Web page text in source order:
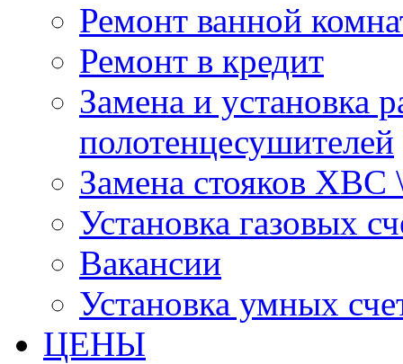
Ремонт ванной
Ремонт в кредит
Замена и установка
полотенцесушителей
Замена стояков
Установка газовых
Вакансии
Установка умных
ЦЕНЫ